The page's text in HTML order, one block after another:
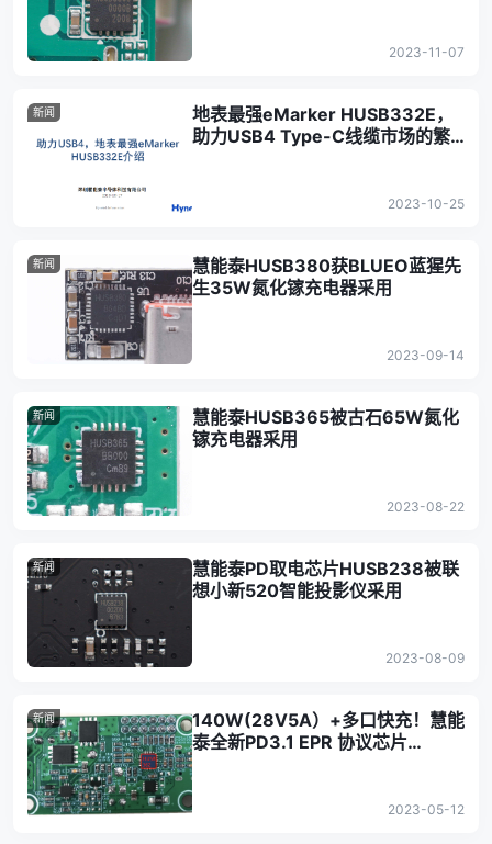
2023-11-07
新闻
地表最强eMarker HUSB332E，
助力USB4 Type-C线缆市场的繁
2023-10-25
新闻
慧能泰HUSB380获BLUEO蓝猩先
生35W氮化镓充电器采用
2023-09-14
新闻
慧能泰HUSB365被古石65W氮化
镓充电器采用
2023-08-22
新闻
慧能泰PD取电芯片HUSB238被联
想小新520智能投影仪采用
2023-08-09
新闻
140W(28V5A）+多口快充！慧能
泰全新PD3.1 EPR 协议芯片
2023-05-12